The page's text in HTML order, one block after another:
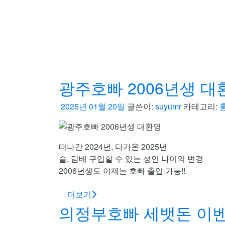
광주호빠 2006년생 대
2025년 01월 20일 글쓴이: suyumr 카테고리:
떠나간 2024년, 다가온 2025년
술, 담배 구입할 수 있는 성인 나이의 변경
2006년생도 이제는 호빠 출입 가능!!
더보기
의정부호빠 세뱃돈 이